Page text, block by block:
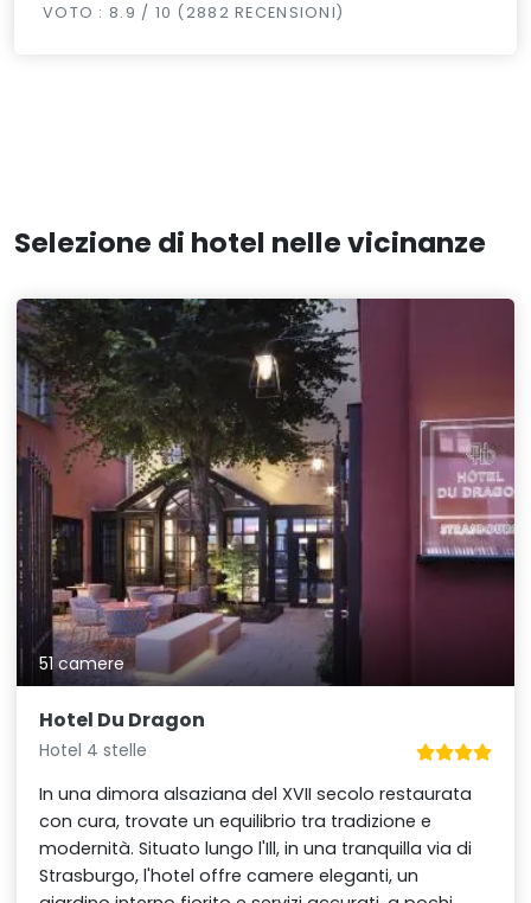
VOTO : 8.9 / 10 (2882 RECENSIONI)
Selezione di hotel nelle vicinanze
51 camere
Hotel Du Dragon
Hotel 4 stelle
In una dimora alsaziana del XVII secolo restaurata
con cura, trovate un equilibrio tra tradizione e
modernità. Situato lungo l'Ill, in una tranquilla via di
Strasburgo, l'hotel offre camere eleganti, un